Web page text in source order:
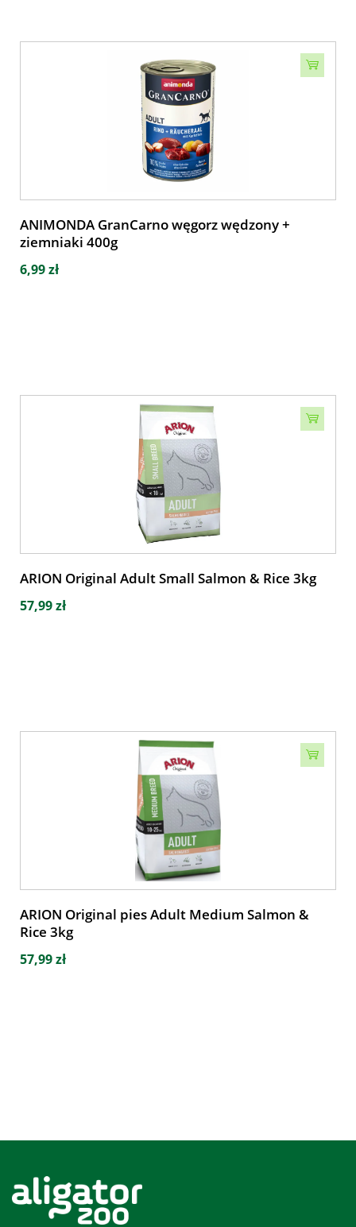
ANIMONDA GranCarno węgorz wędzony +
ziemniaki 400g
6,99 zł
ARION Original Adult Small Salmon & Rice 3kg
57,99 zł
ARION Original pies Adult Medium Salmon &
Rice 3kg
57,99 zł